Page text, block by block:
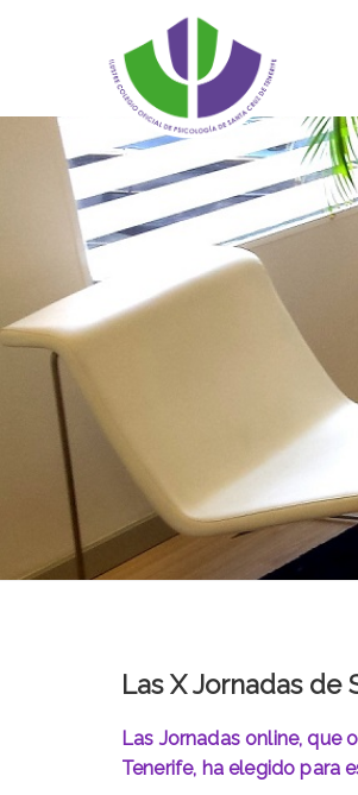
Las X Jornadas
Las Jornadas online, que
Tenerife, ha elegido para